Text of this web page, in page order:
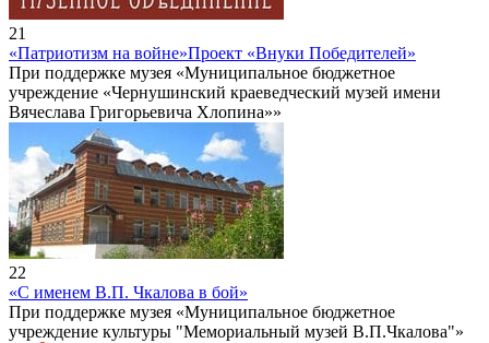
21
«Патриотизм на войне»Проект «Внуки Победителей»
При поддержке музея «Муниципальное бюджетное
учреждение «Чернушинский краеведческий музей имени
Вячеслава Григорьевича Хлопина»»
22
«С именем В.П. Чкалова в бой»
При поддержке музея «Муниципальное бюджетное
учреждение культуры "Мемориальный музей В.П.Чкалова"»